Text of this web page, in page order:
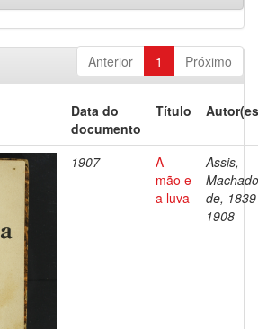
Anterior 1 Próximo
Data do
documento
Título
1907
A
mão e
a luva
Assis,
Machado
de,
1908